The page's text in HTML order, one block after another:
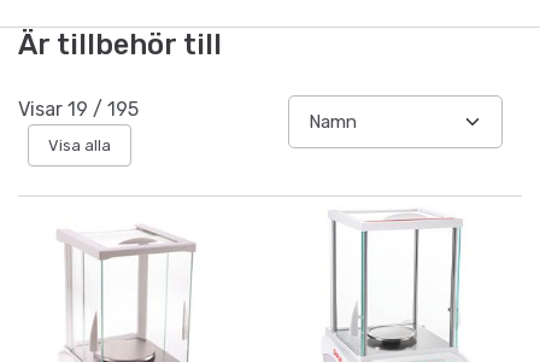
Är tillbehör till
Visar 19 / 195
Visa alla